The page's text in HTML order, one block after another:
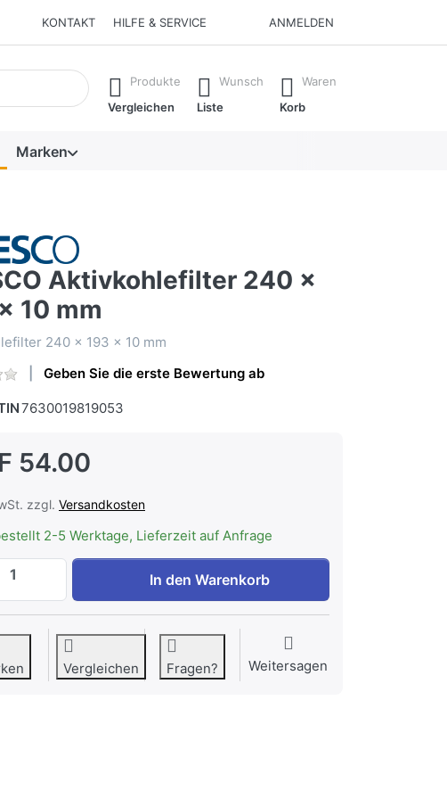
KONTAKT HILFE & SERVICE ANMELDEN
erste Ergebnisse. Drücken Sie die Eingabetaste, um alle
Produkte
Vergleichen
Wunsch
Liste
Waren
Korb
Marken
Aktivkohlefilter 240 x
10 mm
240 x 193 x 10 mm
Geben Sie die erste Bewertung ab
7630019819053
54.00
zzgl. Versandkosten
2-5 Werktage, Lieferzeit auf Anfrage
WESCO Aktivkohlefilter 240 x 193 x 10 mm zu CHF 54.00,
In den Warenkorb
Vergleichen Fragen? Weitersagen